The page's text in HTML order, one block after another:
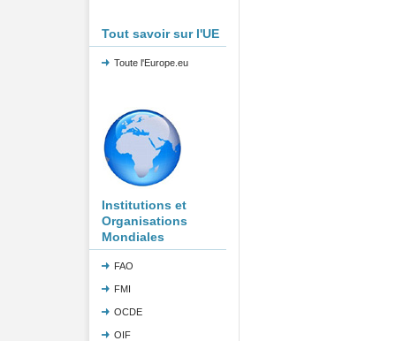
Tout savoir sur l'UE
Toute l'Europe.eu
Institutions et
Organisations
Mondiales
FAO
FMI
OCDE
OIF